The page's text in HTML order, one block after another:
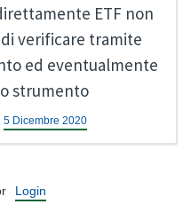
ETF non
verificare tramite
ed eventualmente
strumento
5 Dicembre 2020
Login